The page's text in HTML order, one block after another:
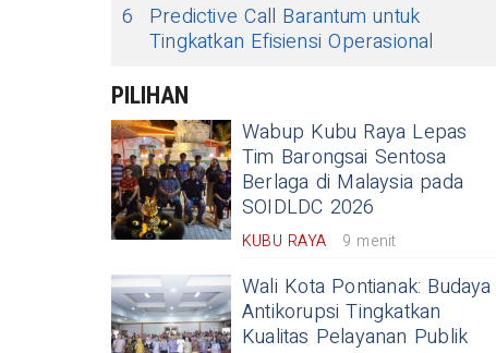
6
Predictive Call Barantum untuk
Tingkatkan Efisiensi Operasional
PILIHAN
Wabup Kubu Raya Lepas
Tim Barongsai Sentosa
Berlaga di Malaysia pada
SOIDLDC 2026
KUBU RAYA 9 menit
Wali Kota Pontianak: Budaya
Antikorupsi Tingkatkan
Kualitas Pelayanan Publik